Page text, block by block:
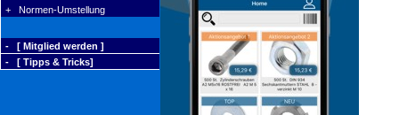
+ Normen-Umstellung
- [ Mitglied werden ]
- [ Tipps & Tricks]